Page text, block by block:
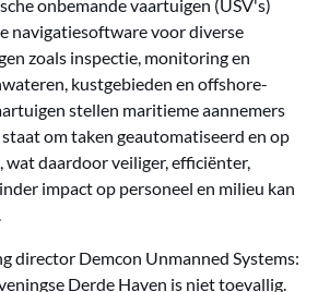
onbemande vaartuigen (USV's)
navigatiesoftware voor diverse
zoals inspectie, monitoring en
kustgebieden en offshore-
stellen maritieme aannemers
om taken geautomatiseerd en op
daardoor veiliger, efficiënter,
impact op personeel en milieu kan
director Demcon Unmanned Systems:
Derde Haven is niet toevallig.